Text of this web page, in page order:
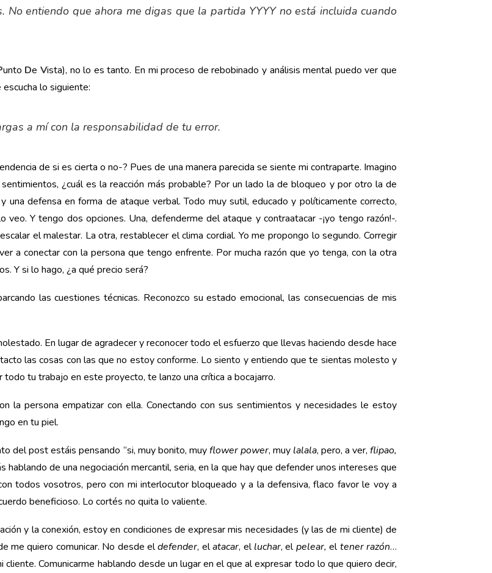
entiendo que ahora me digas que la partida YYYY no está incluida cuando
unto DeVista), no lo es tanto. En mi proceso de rebobinado y análisis mental puedo ver que
lo siguiente:
a mí con la responsabilidad de tu error.
de si es cierta o no-? Pues de una manera parecida se siente mi contraparte. Imagino
¿cuál es la reacción más probable? Por un lado la de bloqueo y por otro la de
una defensa en forma de ataque verbal. Todo muy sutil, educado y políticamente correcto,
Y tengo dos opciones. Una, defenderme del ataque y contraatacar -¡yo tengo razón!-.
el malestar. La otra, restablecer el clima cordial. Yo me propongo lo segundo. Corregir
a conectar con la persona que tengo enfrente. Por mucha razón que yo tenga, con la otra
Y si lo hago, ¿a qué precio será?
las cuestiones técnicas. Reconozco su estado emocional, las consecuencias de mis
En lugar de agradecer y reconocer todo el esfuerzo que llevas haciendo desde hace
las cosas con las que no estoy conforme. Lo siento y entiendo que te sientas molesto y
tu trabajo en este proyecto, te lanzo una crítica a bocajarro.
la persona empatizar con ella. Conectando con sus sentimientos y necesidades le estoy
en tu piel.
del post estáis pensando “si, muy bonito, muyflowerpower, muy lalala, pero, a ver,flipao,
de una negociación mercantil, seria, en la que hay que defender unos intereses que
todos vosotros, pero con mi interlocutor bloqueado y a la defensiva, flaco favor le voy a
beneficioso. Lo cortés no quita lo valiente.
y la conexión, estoy en condiciones de expresar mis necesidades (y las de mi cliente) de
me quiero comunicar. No desde eldefender, elatacar, elluchar, elpelear,eltener razón…
Comunicarme hablando desde un lugar en el que al expresar todo lo que quiero decir,